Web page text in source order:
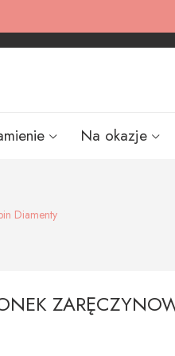
Na okazje
Diamenty